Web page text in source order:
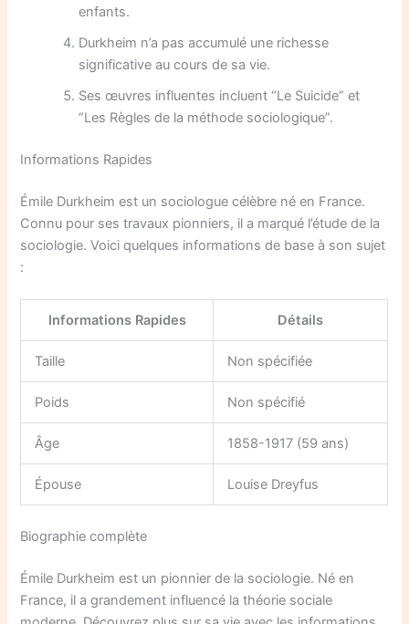
enfants.
Durkheim n’a pas accumulé une richesse
significative au cours de sa vie.
Ses œuvres influentes incluent “Le Suicide” et
“Les Règles de la méthode sociologique”.
Informations Rapides
Émile Durkheim est un sociologue célèbre né en France.
Connu pour ses travaux pionniers, il a marqué l’étude de la
sociologie. Voici quelques informations de base à son sujet
:
Informations Rapides Détails
Taille Non spécifiée
Poids Non spécifié
Âge 1858-1917 (59 ans)
Épouse Louise Dreyfus
Biographie complète
Émile Durkheim est un pionnier de la sociologie. Né en
France, il a grandement influencé la théorie sociale